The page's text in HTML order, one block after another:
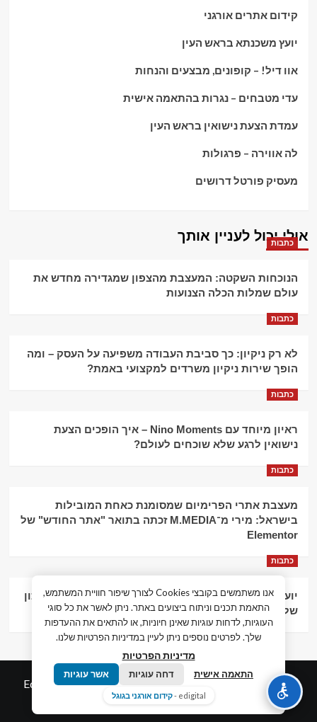
קידום אתרים אורגני
יועץ משכנתא בראש העין
אוו דיל! – קופונים, מבצעים והנחות
עדי מטבחים – נגרות בהתאמה אישית
עמדת הצעת נישואין בראש העין
לה אווירה – פרגולות
מעסיק פורטל דרושים
אולי יכול לעניין אותך
כתבות
הנוכחות השקטה: המעצבת מהצפון שמגדירה מחדש את
עולם שמלות הכלה הצנועות
כתבות
לא רק ניקיון: כך סביבת העבודה משפיעה על העסק – ומה
הופך שירות ניקיון משרדים למקצועי באמת?
כתבות
ראיון מיוחד עם Nino Moments – איך הופכים הצעת
נישואין לרגע שלא שוכחים לעולם?
כתבות
מעצבת אתרי הפרימיום שמסומנת כאחת המובילות
בישראל: מירי מ־M.MEDIA זכתה בתואר "אתר החודש" של
Elementor
כתבות
יועץ עסקי וליווי פיננסי – הדרך לצמיחה כלכלית וניהול נכון
של העסק
© כל הזכויות שמורות חדשות המאה ה-21 |
Edigital.co.ilby
אלימלך דיגיטל.
אנו משתמשים בקובצי Cookies לצורך שיפור חוויית המשתמש,
התאמת תכנים וניתוח ביצועים באתר. ניתן לאשר את כל סוגי
העוגיות, לדחות עוגיות שאינן חיוניות, או להתאים את ההעדפות
שלך. לפרטים נוספים ניתן לעיין במדיניות הפרטיות שלנו.
מדיניות הפרטיות
התאמה אישית דחה עוגיות אשר עוגיות
edigital - קידום אורגני בגוגל